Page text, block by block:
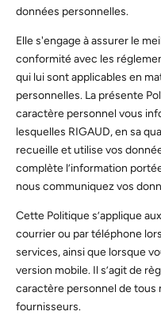
données personnelles.
Elle s'engage à assurer le
conformité avec les
qui lui sont applicables en
personnelles. La présente
caractère personnel vous
lesquelles RIGAUD, en sa
recueille et utilise vos
complète l’information
nous communiquez vos
Cette Politique s’applique
courrier ou par téléphone
services, ainsi que lorsque
version mobile. Il s’agit de
caractère personnel de
fournisseurs.